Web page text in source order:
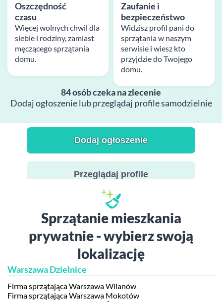
Oszczędność
czasu
Więcej wolnych chwil dla
siebie i rodziny, zamiast
męczącego sprzątania
domu.
Zaufanie i
bezpieczeństwo
Widzisz profil pani do
sprzątania w naszym
serwisie i wiesz kto
przyjdzie do Twojego
domu.
84 osób czeka na zlecenie
Dodaj ogłoszenie lub przeglądaj profile samodzielnie
Dodaj ogłoszenie
Przeglądaj profile
Sprzątanie mieszkania
prywatnie - wybierz swoją
lokalizację
Warszawa Dzielnice
Firma sprzątająca Warszawa Wilanów
Firma sprzątająca Warszawa Mokotów